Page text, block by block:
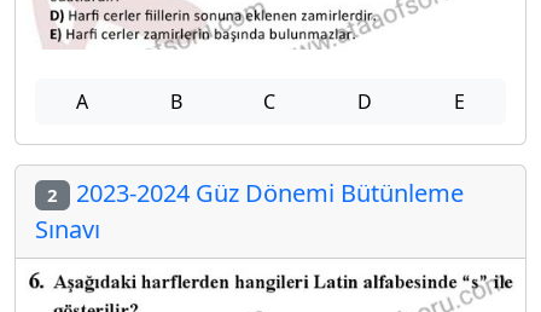
A B C D E
2 2023-2024 Güz Dönemi Bütünleme
Sınavı